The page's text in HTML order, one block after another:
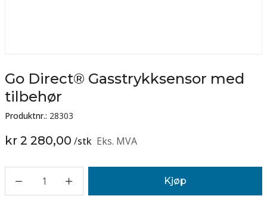
Go Direct® Gasstrykksensor med
tilbehør
Produktnr.: 28303
kr 2 280,00 /stk Eks. MVA
1 Kjøp